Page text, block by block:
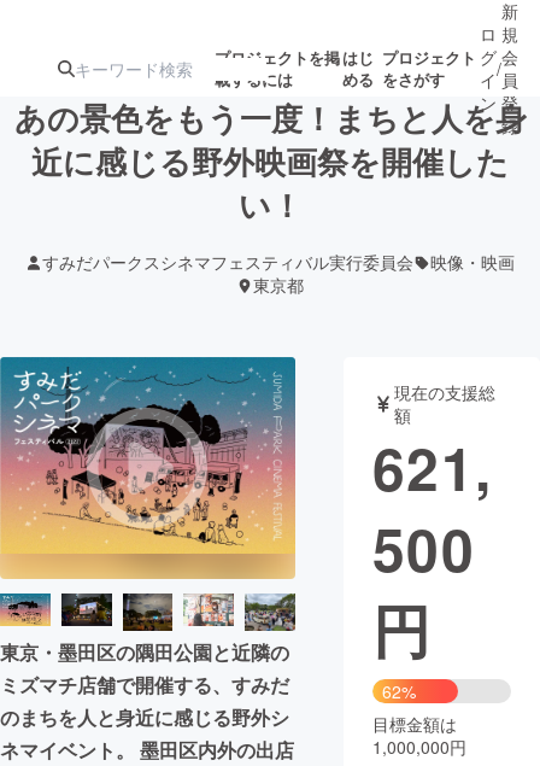
プロジェクトを掲
載するには
はじ
める
プロジェクト
をさがす
注目の新着プロ
テクノロジー・ガジェット ゲーム・サ
映像・映画 書籍・雑誌
ビジネス・起業
まちづくり・地域活性化
CAMPFIRE for Social Good
CAMPFIRE Creation
CAMPFIREふるさと納税machi-ya コミュニティ
ロ
グ
イ
ン
/
新
規
会
員
登
録
あの景色をもう一度！まちと人を身
近に感じる野外映画祭を開催した
い！
すみだパークスシネマフェスティバル実行委員会
映像・映画
東京都
東京・墨田区の隅田公園と近隣の
ミズマチ店舗で開催する、すみだ
のまちを人と身近に感じる野外シ
ネマイベント。 墨田区内外の出店
現在の支援総
額
621,
500
円
62%
目標金額は
1,000,000円